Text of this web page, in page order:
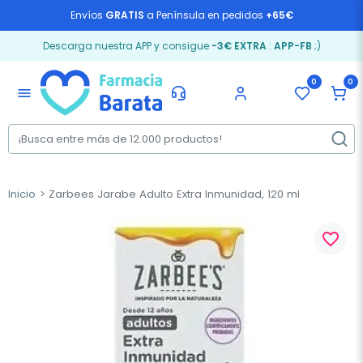
Envíos GRATIS a Península en pedidos +65€
Descarga nuestra APP y consigue -3€ EXTRA: APP-FB ;)
menu
0 0
Inicio Zarbees Jarabe Adulto Extra Inmunidad, 120 ml
favorite_border